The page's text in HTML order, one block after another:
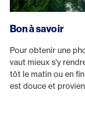
Bon à savoir
Pour obtenir une
vaut mieux s'y
tôt le matin ou en
est douce et